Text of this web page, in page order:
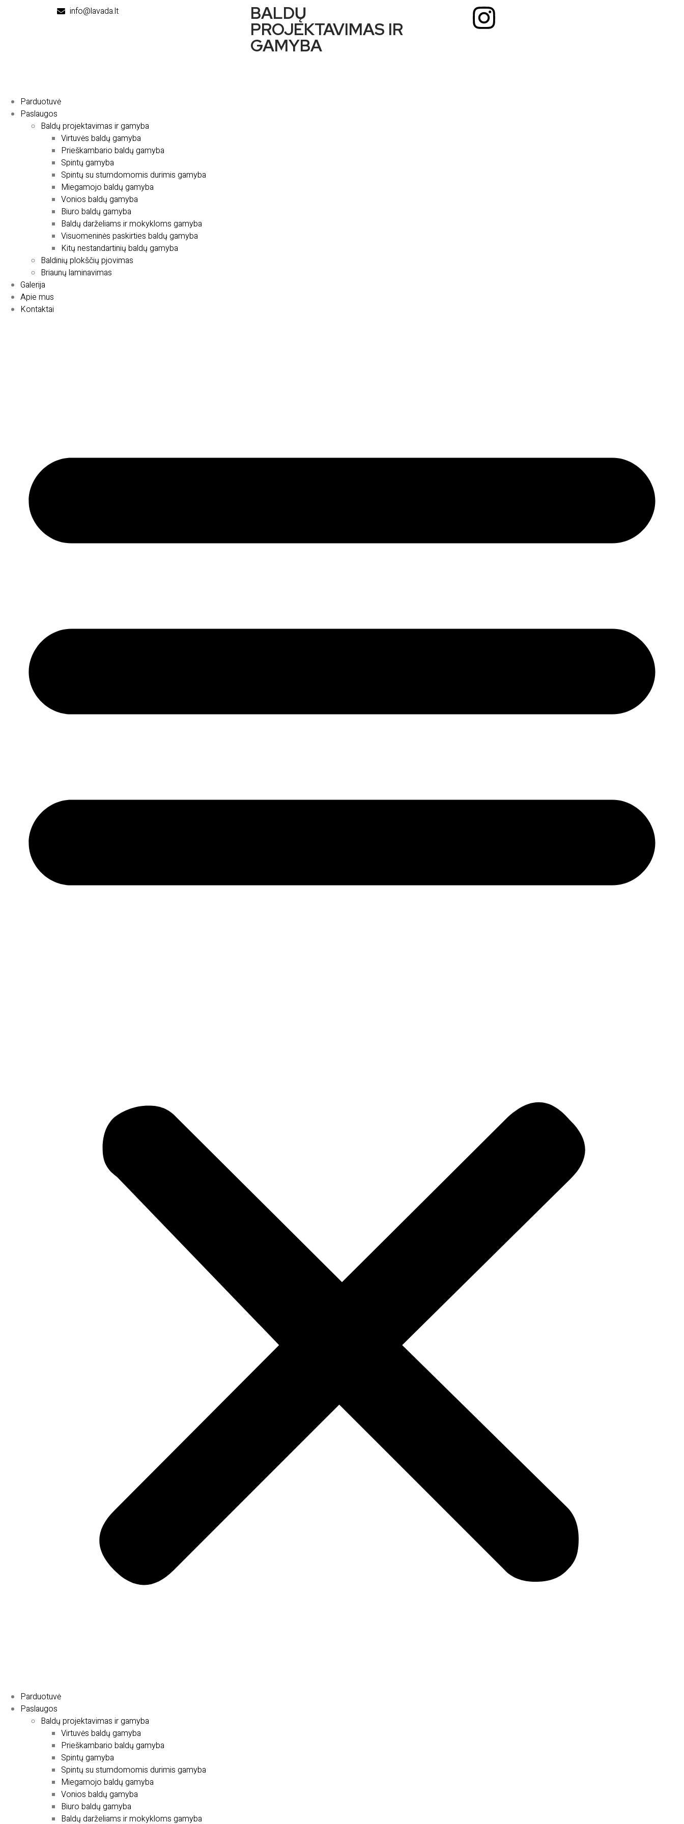
info@lavada.lt BALDŲ
PROJEKTAVIMAS IR
GAMYBA
Parduotuvė
Paslaugos
Baldų projektavimas ir gamyba
Virtuvės baldų gamyba
Prieškambario baldų gamyba
Spintų gamyba
Spintų su stumdomomis durimis gamyba
Miegamojo baldų gamyba
Vonios baldų gamyba
Biuro baldų gamyba
Baldų darželiams ir mokykloms gamyba
Visuomeninės paskirties baldų gamyba
Kitų nestandartinių baldų gamyba
Baldinių plokščių pjovimas
Briaunų laminavimas
Galerija
Apie mus
Kontaktai
Parduotuvė
Paslaugos
Baldų projektavimas ir gamyba
Virtuvės baldų gamyba
Prieškambario baldų gamyba
Spintų gamyba
Spintų su stumdomomis durimis gamyba
Miegamojo baldų gamyba
Vonios baldų gamyba
Biuro baldų gamyba
Baldų darželiams ir mokykloms gamyba